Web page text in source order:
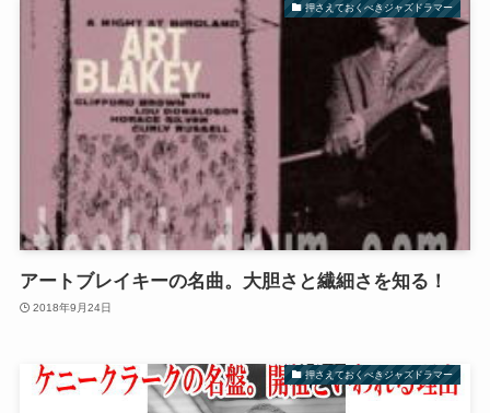
押さえておくべきジャズドラマー
アートブレイキーの名曲。大胆さと繊細さを知る！
2018年9月24日
押さえておくべきジャズドラマー